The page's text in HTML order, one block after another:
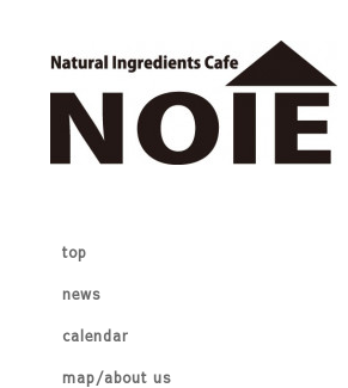
top
news
calendar
map/about us